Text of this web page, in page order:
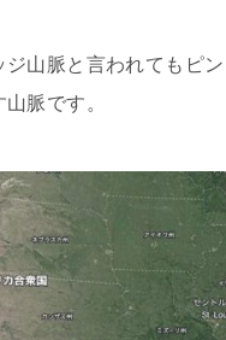
ジ山脈と言われてもピ
脈です。